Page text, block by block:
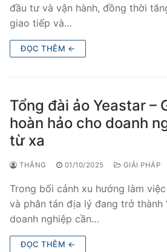
đầu tư và vận hành, đồng thời
giao tiếp và…
ĐỌC THÊM ←
Tổng đài ảo Yeastar –
hoàn hảo cho doanh
từ xa
THẮNG 01/10/2025 GIẢI PHÁP
Trong bối cảnh xu hướng làm
và phân tán địa lý đang trở thành
doanh nghiệp cần…
ĐỌC THÊM ←